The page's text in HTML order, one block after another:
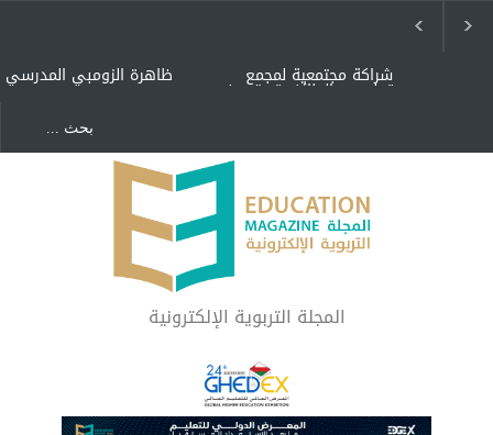
ظاهرة الزومبي المدرسي شراكة مجتمعية لمجمع
تعليمي بالطائف تستهدف
"كنت أنضرب ومافيني إلا
العافية" هل هذا مبرر
لاستمرار أسلوب التربية
المتوارث؟
لماذا تعد برامج توعية الأطفال
بخصوصية الجسد وقاية لا
فضول؟
المجلة التربوية الإلكترونية